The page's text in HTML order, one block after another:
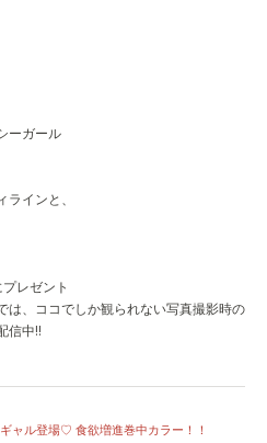
ーガール
インと、
レゼント
は、ココでしか観られない写真撮影時の
信中!!
ャル登場♡ 食欲増進巻中カラー！！